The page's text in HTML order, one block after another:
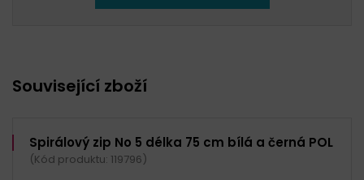
Související zboží
Spirálový zip No 5 délka 75 cm bílá a černá POL
(Kód produktu: 119796)